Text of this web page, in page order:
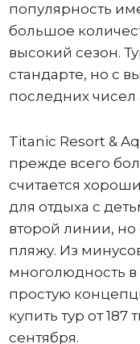
популярность
большое
высокий сезон.
стандарте, но с
последних чисел
Titanic Resort &
прежде всего
считается
для отдыха с
второй линии, но
пляжу. Из
многолюдность
простую
купить тур от 187
сентября.